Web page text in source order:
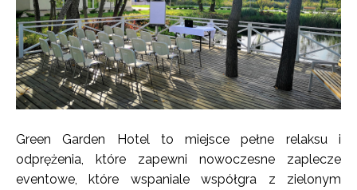
Green Garden Hotel to miejsce pełne relaksu i
odprężenia, które zapewni nowoczesne zaplecze
eventowe, które wspaniale współgra z zielonym